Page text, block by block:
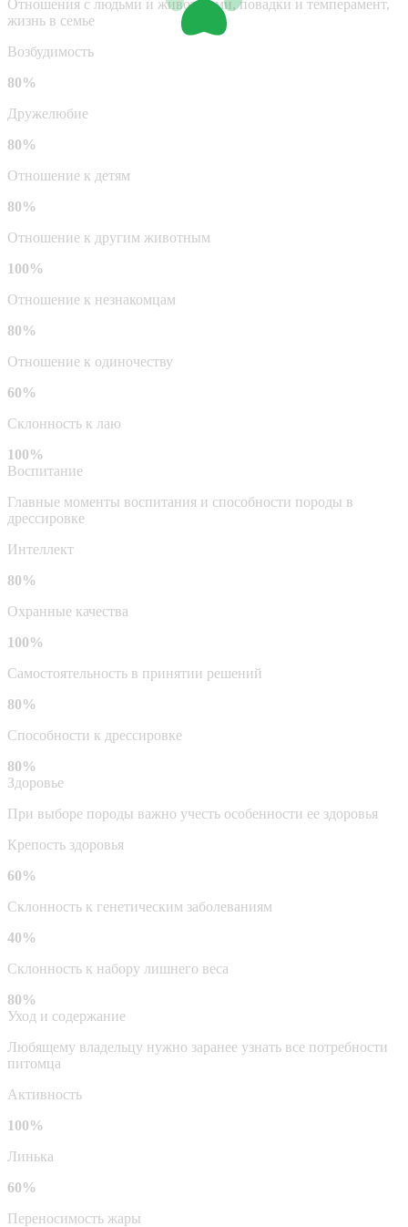
Отношения с людьми и животными, повадки и темперамент,
жизнь в семье
Возбудимость
80%
Дружелюбие
80%
Отношение к детям
80%
Отношение к другим животным
100%
Отношение к незнакомцам
80%
Отношение к одиночеству
60%
Склонность к лаю
100%
Воспитание
Главные моменты воспитания и способности породы в
дрессировке
Интеллект
80%
Охранные качества
100%
Самостоятельность в принятии решений
80%
Способности к дрессировке
80%
Здоровье
При выборе породы важно учесть особенности ее здоровья
Крепость здоровья
60%
Склонность к генетическим заболеваниям
40%
Склонность к набору лишнего веса
80%
Уход и содержание
Любящему владельцу нужно заранее узнать все потребности
питомца
Активность
100%
Линька
60%
Переносимость жары